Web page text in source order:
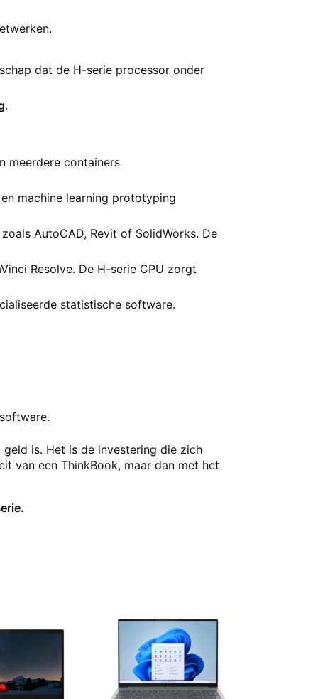
dat de H-serie processor onder
.
meerdere containers
machine learning prototyping
AutoCAD, Revit of SolidWorks. De
Resolve. De H-serie CPU zorgt
statistische software.
is. Het is de investering die zich
van een ThinkBook, maar dan met het